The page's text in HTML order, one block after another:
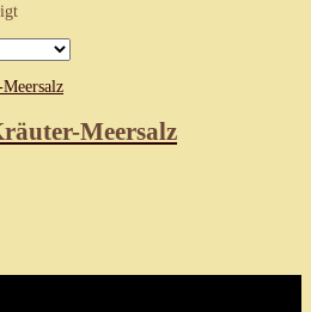
Meersalz